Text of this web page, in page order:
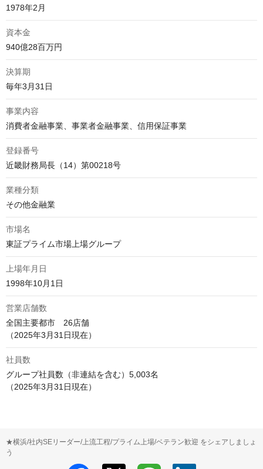
1978年2月
資本金
940億28百万円
決算期
毎年3月31日
事業内容
消費者金融事業、事業者金融事業、信用保証事業
登録番号
近畿財務局長（14）第00218号
業種分類
その他金融業
市場名
東証プライム市場上場グループ
上場年月日
1998年10月1日
営業店舗数
全国主要都市　26店舗
（2025年3月31日現在）
社員数
グループ社員数（非連結を含む）5,003名
（2025年3月31日現在）
★横浜/社内SEリーダー/上流工程/プライム上場/ベテラン歓迎 をシェアしましょ
う